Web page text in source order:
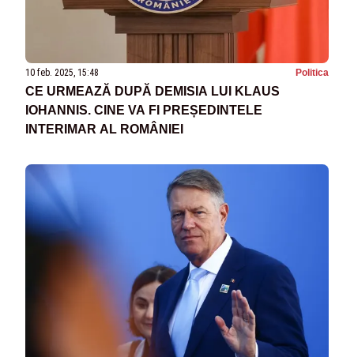
10 feb. 2025, 15:48 Politica
CE URMEAZĂ DUPĂ DEMISIA LUI KLAUS
IOHANNIS. CINE VA FI PREȘEDINTELE
INTERIMAR AL ROMÂNIEI